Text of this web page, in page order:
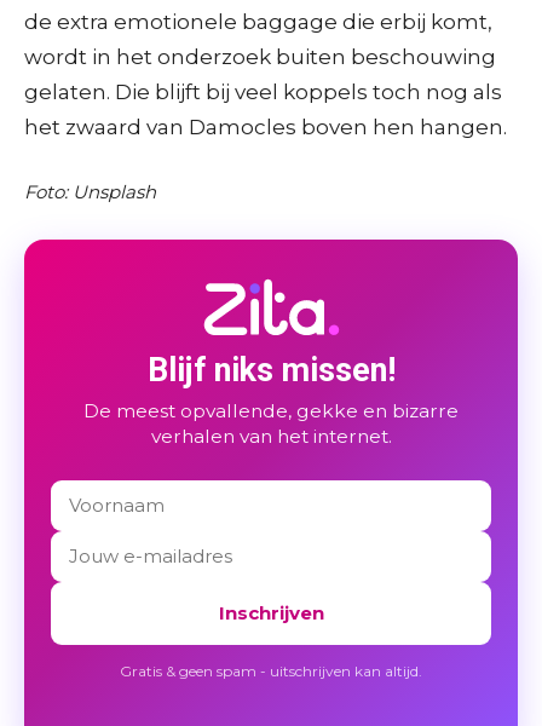
de extra emotionele baggage die erbij komt,
wordt in het onderzoek buiten beschouwing
gelaten. Die blijft bij veel koppels toch nog als
het zwaard van Damocles boven hen hangen.
Foto: Unsplash
Blijf niks missen!
De meest opvallende, gekke en bizarre
verhalen van het internet.
Inschrijven
Gratis & geen spam - uitschrijven kan altijd.